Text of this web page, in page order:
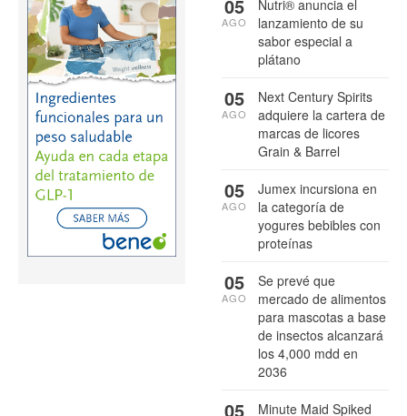
Nutri® anuncia el
lanzamiento de su
sabor especial a
plátano
05
AGO
Next Century Spirits
adquiere la cartera de
marcas de licores
Grain & Barrel
05
AGO
Jumex incursiona en
la categoría de
yogures bebibles con
proteínas
05
AGO
Se prevé que
mercado de alimentos
para mascotas a base
de insectos alcanzará
los 4,000 mdd en
2036
05
AGO
Minute Maid Spiked
05